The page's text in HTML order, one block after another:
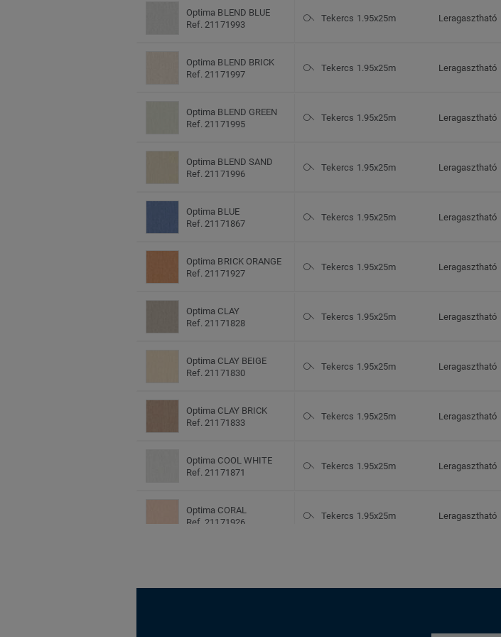
Optima BLEND BLUE
Ref. 21171993
Tekercs 1.95x25m Leragasztható
Optima BLEND BRICK
Ref. 21171997
Tekercs 1.95x25m Leragasztható
Optima BLEND GREEN
Ref. 21171995
Tekercs 1.95x25m Leragasztható
Optima BLEND SAND
Ref. 21171996
Tekercs 1.95x25m Leragasztható
Optima BLUE
Ref. 21171867
Tekercs 1.95x25m Leragasztható
Optima BRICK ORANGE
Ref. 21171927
Tekercs 1.95x25m Leragasztható
Optima CLAY
Ref. 21171828
Tekercs 1.95x25m Leragasztható
Optima CLAY BEIGE
Ref. 21171830
Tekercs 1.95x25m Leragasztható
Optima CLAY BRICK
Ref. 21171833
Tekercs 1.95x25m Leragasztható
Optima COOL WHITE
Ref. 21171871
Tekercs 1.95x25m Leragasztható
Optima CORAL
Ref. 21171926
Tekercs 1.95x25m Leragasztható